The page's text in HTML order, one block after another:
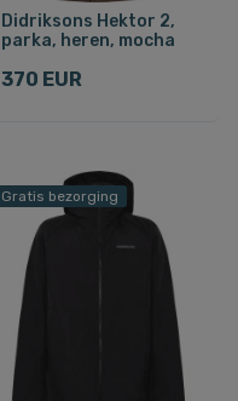
Didriksons Hektor 2,
parka, heren, mocha
370 EUR
Gratis bezorging